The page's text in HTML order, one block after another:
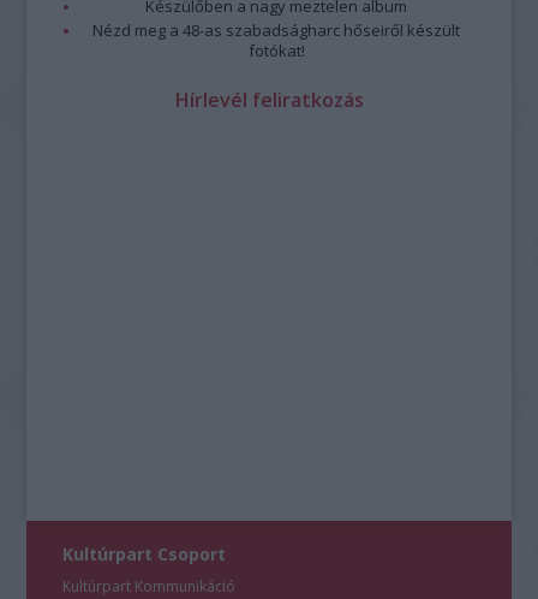
Készülőben a nagy meztelen album
Nézd meg a 48-as szabadságharc hőseiről készült
fotókat!
Hírlevél feliratkozás
Kultúrpart Csoport
Kultúrpart Kommunikáció